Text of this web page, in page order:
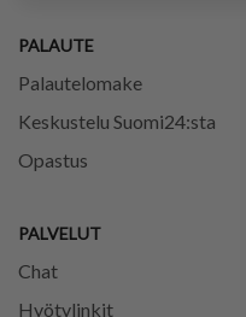
PALAUTE
Palautelomake
Keskustelu Suomi24:sta
Opastus
PALVELUT
Chat
Hyötylinkit